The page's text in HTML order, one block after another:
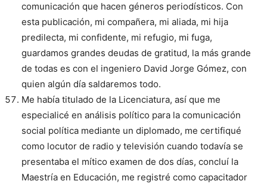
comunicación que hacen géneros periodísticos. Con
esta publicación, mi compañera, mi aliada, mi hija
predilecta, mi confidente, mi refugio, mi fuga,
guardamos grandes deudas de gratitud, la más grande
de todas es con el ingeniero David Jorge Gómez, con
quien algún día saldaremos todo.
Me había titulado de la Licenciatura, así que me
especialicé en análisis político para la comunicación
social política mediante un diplomado, me certifiqué
como locutor de radio y televisión cuando todavía se
presentaba el mítico examen de dos días, concluí la
Maestría en Educación, me registré como capacitador